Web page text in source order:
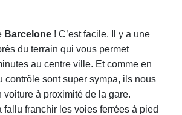
Barcelone ! C’est facile. Il y a une
du terrain qui vous permet
au centre ville. Et comme en
contrôle sont super sympa, ils nous
voiture à proximité de la gare.
fallu franchir les voies ferrées à pied